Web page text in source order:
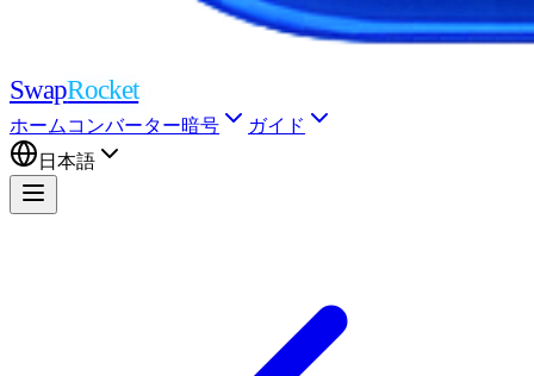
SwapRocket
ホーム コンバーター暗号
ガイド
日本語